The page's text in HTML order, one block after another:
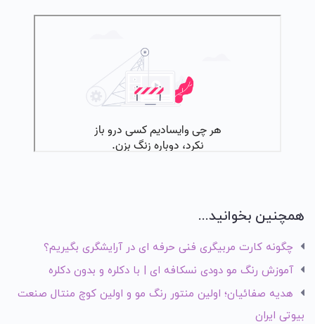
همچنین بخوانید...
چگونه کارت مربیگری فنی حرفه ای در آرایشگری بگیریم؟
آموزش رنگ مو دودی نسکافه ای | با دکلره و بدون دکلره
هدیه صفائیان؛ اولین منتور رنگ مو و اولین کوچ منتال صنعت
بیوتی ایران